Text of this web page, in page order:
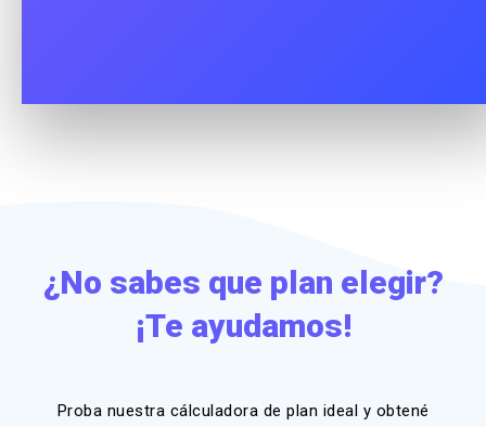
¿No sabes que plan elegir?
¡Te ayudamos!
Proba nuestra cálculadora de plan ideal y obtené